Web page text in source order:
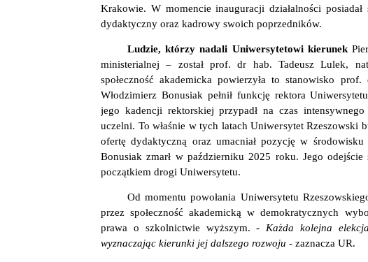
Krakowie. W momencie inauguracji działalności
dydaktyczny oraz kadrowy swoich poprzedników.
Ludzie, którzy nadali Uniwersytetowi kierunek
ministerialnej – został prof. dr hab. Tadeusz Lulek,
społeczność akademicka powierzyła to stanowisko
Włodzimierz Bonusiak pełnił funkcję rektora
jego kadencji rektorskiej przypadł na czas
uczelni. To właśnie w tych latach Uniwersytet Rzeszowski
ofertę dydaktyczną oraz umacniał pozycję w
Bonusiak zmarł w październiku 2025 roku. Jego
początkiem drogi Uniwersytetu.
Od momentu powołania Uniwersytetu
przez społeczność akademicką w demokratycznych
prawa o szkolnictwie wyższym.- Każda kolejna
wyznaczając kierunki jej dalszego rozwoju - zaznacza UR.